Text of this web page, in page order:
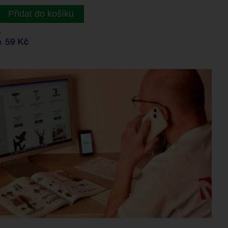
Přidat do košíku